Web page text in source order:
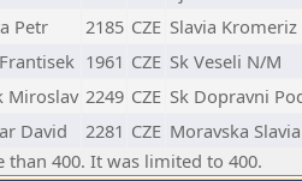
Petr 2185 CZE Slavia Kromeriz
1961 CZE Sk Veseli N/M
Miroslav 2249 CZE Sk Dopravni
David 2281 CZE Moravska
400. It was limited to 400.